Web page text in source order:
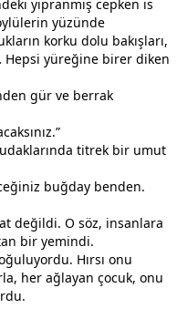
yıpranmış cepken is
yüzünde
korku dolu bakışları,
yüreğine birer diken
gür ve berrak
titrek bir umut
buğday benden.
değildi. O söz, insanlara
bir yemindi.
Hırsı onu
her ağlayan çocuk, onu